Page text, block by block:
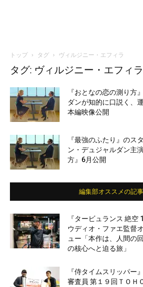
トップ タグ ヴィルジニー・エフィラ
タグ: ヴィルジニー・エフィラ
『おとなの恋の測り方
ダンが知的に口説く、
本編映像公開
『最強のふたり』のス
ン・デュジャルダン主
方』6月公開
編集部オススメの記事
『タービュランス 絶空
ウディオ・ファエ監督
ュー「本作は、人間の
の核心へと迫る旅」
『侍タイムスリッパー
審査員 第１９回ＴＯＨ